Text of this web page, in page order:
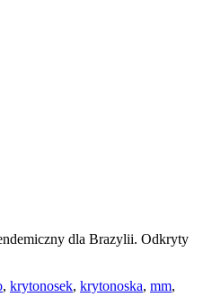
dla Brazylii. Odkryty
, krytonosek, krytonoska, mm,